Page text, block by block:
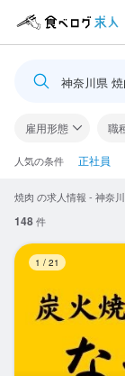
食べログ求人TOP
求人検索
気になる求人
検索履歴・保存
神奈川県
雇用形態 職
人気の条件 正社員
焼肉 の求人情報 - 神奈
148件
1 / 21